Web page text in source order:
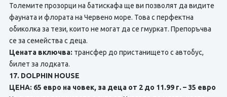
Толемите прозорци на батискафа ще ви позволят да видите
фауната и флората на Червено море. Това с перфектна
обиколка за тези, които не могат да се гмуркат. Препоръчва
се за семейства с деца.
Цената включва: трансфер до пристанището с автобус,
билет за лодката.
17. DOLPHIN HOUSE
ЦЕНА: 65 евро на човек, за деца от 2 до 11.99 г. – 35 евро